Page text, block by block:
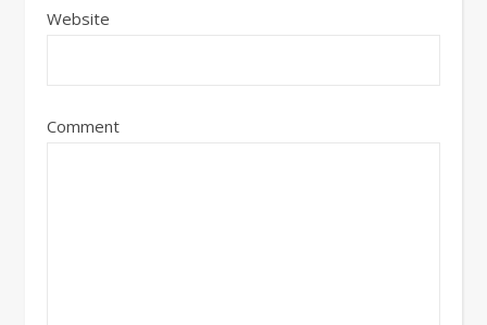
Website
Comment